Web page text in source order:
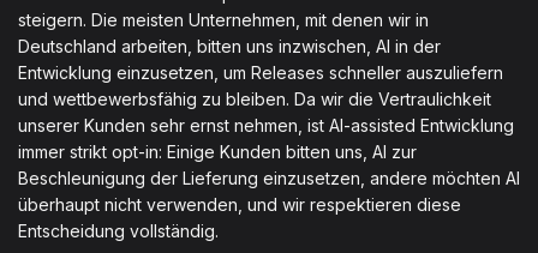
steigern. Die meisten Unternehmen, mit denen wir in
Deutschland arbeiten, bitten uns inzwischen, AI in der
Entwicklung einzusetzen, um Releases schneller auszuliefern
und wettbewerbsfähig zu bleiben. Da wir die Vertraulichkeit
unserer Kunden sehr ernst nehmen, ist AI-assisted Entwicklung
immer strikt opt-in: Einige Kunden bitten uns, AI zur
Beschleunigung der Lieferung einzusetzen, andere möchten AI
überhaupt nicht verwenden, und wir respektieren diese
Entscheidung vollständig.